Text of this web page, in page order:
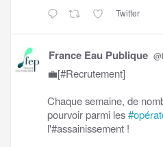
Twitter
France Eau Publique
💼[#Recrutement]
Chaque semaine, de
pourvoir parmi les
l'#assainissement !